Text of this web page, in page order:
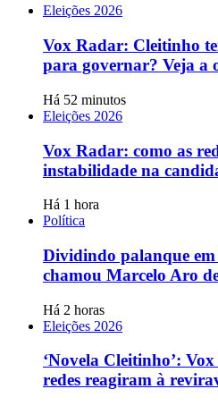
Eleições 2026
Vox Radar: Cleitinho
para governar? Veja a
Há 52 minutos
Eleições 2026
Vox Radar: como as
instabilidade na
Há 1 hora
Política
Dividindo palanque
chamou Marcelo Aro de
Há 2 horas
Eleições 2026
‘Novela Cleitinho’:
redes reagiram à